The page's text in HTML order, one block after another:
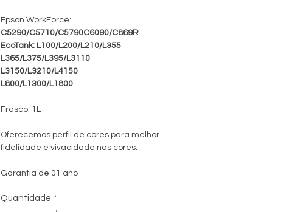
Epson WorkForce:
C5290/C5710/C5790C6090/C869R
EcoTank: L100/L200/L210/L355
L365/L375/L395/L3110
L3150/L3210/L4150
L800/L1300/L1800
Frasco: 1L
Oferecemos perfil de cores para melhor
fidelidade e vivacidade nas cores.
Garantia de 01 ano
Quantidade *